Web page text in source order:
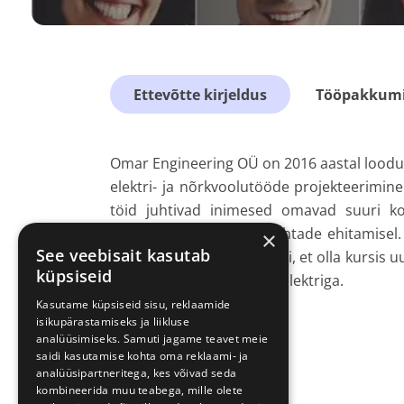
Ettevõtte kirjeldus
Omar Engineering OÜ on 2016 aastal
elektri- ja nõrkvoolutööde
töid juhtivad inimesed omavad suuri
mitmete meelelahutuskohtade
koolitame kõiki oma töölisi, et olla kursis
kõik tööd, mis on seotud elektriga.
×
See veebisait kasutab
küpsiseid
Kasutame küpsiseid sisu, reklaamide
isikupärastamiseks ja liikluse
analüüsimiseks. Samuti jagame teavet meie
saidi kasutamise kohta oma reklaami- ja
analüüsipartneritega, kes võivad seda
kombineerida muu teabega, mille olete